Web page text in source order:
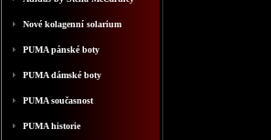
Nové kolagenní solarium
PUMA pánské boty
PUMA dámské boty
PUMA současnost
PUMA historie